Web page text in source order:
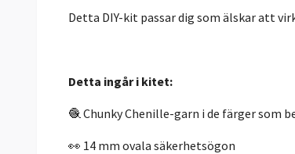
Detta DIY-kit passar dig som älskar att
Detta ingår i kitet:
🧶 Chunky Chenille-garn i de färger som
👀 14 mm ovala säkerhetsögon